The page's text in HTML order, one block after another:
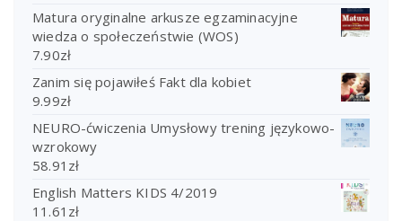
Matura oryginalne arkusze egzaminacyjne
wiedza o społeczeństwie (WOS)
7.90zł
Zanim się pojawiłeś Fakt dla kobiet
9.99zł
NEURO-ćwiczenia Umysłowy trening językowo-
wzrokowy
58.91 zł
English Matters KIDS 4/2019
11.61 zł